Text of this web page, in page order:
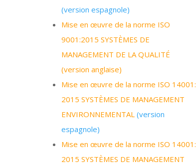
(version espagnole)
Mise en œuvre de la norme ISO
9001:2015 SYSTÈMES DE
MANAGEMENT DE LA QUALITÉ
(version anglaise)
Mise en œuvre de la norme ISO 14001:
2015 SYSTÈMES DE MANAGEMENT
ENVIRONNEMENTAL (version
espagnole)
Mise en œuvre de la norme ISO 14001:
2015 SYSTÈMES DE MANAGEMENT